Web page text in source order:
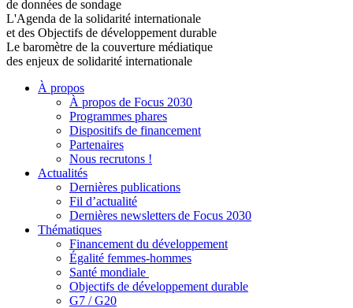
de données de sondage
L'Agenda de la solidarité internationale
et des Objectifs de développement durable
Le baromètre de la couverture médiatique
des enjeux de solidarité internationale
À propos
À propos de Focus 2030
Programmes phares
Dispositifs de financement
Partenaires
Nous recrutons !
Actualités
Dernières publications
Fil d’actualité
Dernières newsletters de Focus 2030
Thématiques
Financement du développement
Égalité femmes-hommes
Santé mondiale
Objectifs de développement durable
G7 / G20